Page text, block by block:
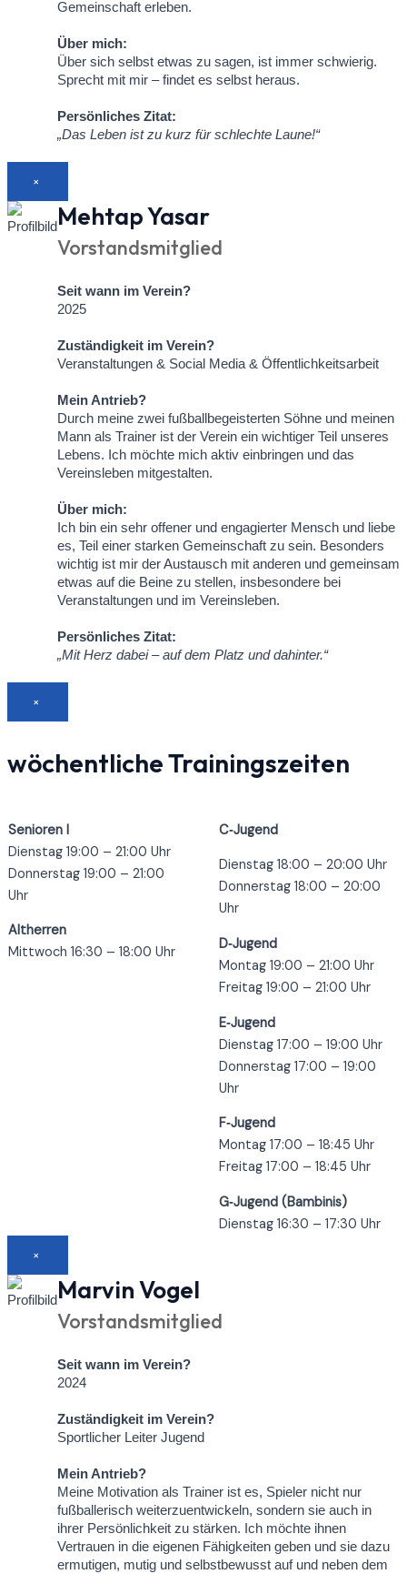
Gemeinschaft erleben.
Über mich:
Über sich selbst etwas zu sagen, ist immer schwierig.
Sprecht mit mir – findet es selbst heraus.
Persönliches Zitat:
„Das Leben ist zu kurz für schlechte Laune!“
×
Mehtap Yasar
Vorstandsmitglied
Seit wann im Verein?
2025
Zuständigkeit im Verein?
Veranstaltungen & Social Media & Öffentlichkeitsarbeit
Mein Antrieb?
Durch meine zwei fußballbegeisterten Söhne und meinen
Mann als Trainer ist der Verein ein wichtiger Teil unseres
Lebens. Ich möchte mich aktiv einbringen und das
Vereinsleben mitgestalten.
Über mich:
Ich bin ein sehr offener und engagierter Mensch und liebe
es, Teil einer starken Gemeinschaft zu sein. Besonders
wichtig ist mir der Austausch mit anderen und gemeinsam
etwas auf die Beine zu stellen, insbesondere bei
Veranstaltungen und im Vereinsleben.
Persönliches Zitat:
„Mit Herz dabei – auf dem Platz und dahinter.“
×
wöchentliche Trainingszeiten
Senioren I
Dienstag 19:00 – 21:00 Uhr
Donnerstag 19:00 – 21:00
Uhr
Altherren
Mittwoch 16:30 – 18:00 Uhr
C‑Jugend
Dienstag 18:00 – 20:00 Uhr
Donnerstag 18:00 – 20:00
Uhr
D‑Jugend
Montag 19:00 – 21:00 Uhr
Freitag 19:00 – 21:00 Uhr
E‑Jugend
Dienstag 17:00 – 19:00 Uhr
Donnerstag 17:00 – 19:00
Uhr
F‑Jugend
Montag 17:00 – 18:45 Uhr
Freitag 17:00 – 18:45 Uhr
G‑Jugend (Bambinis)
Dienstag 16:30 – 17:30 Uhr
×
Marvin Vogel
Vorstandsmitglied
Seit wann im Verein?
2024
Zuständigkeit im Verein?
Sportlicher Leiter Jugend
Mein Antrieb?
Meine Motivation als Trainer ist es, Spieler nicht nur
fußballerisch weiterzuentwickeln, sondern sie auch in
ihrer Persönlichkeit zu stärken. Ich möchte ihnen
Vertrauen in die eigenen Fähigkeiten geben und sie dazu
ermutigen, mutig und selbstbewusst auf und neben dem